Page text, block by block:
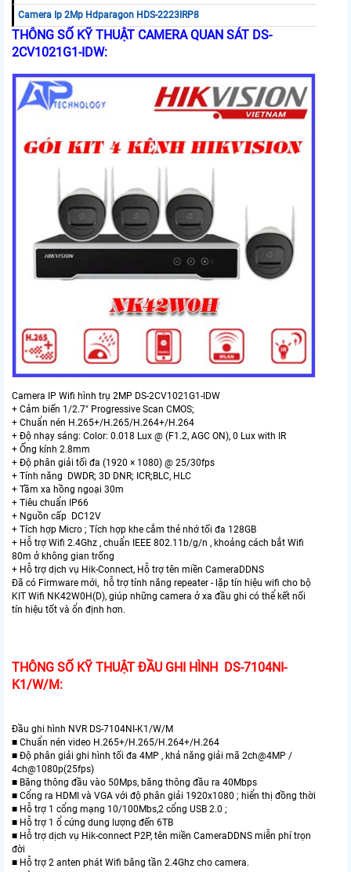
Camera Ip 2Mp Hdparagon HDS-2223IRP8
THÔNG SỐ KỸ THUẬT CAMERA QUAN SÁT DS-
2CV1021G1-IDW:
Camera IP Wifi hình trụ 2MP DS-2CV1021G1-IDW
+ Cảm biến 1/2.7" Progressive Scan CMOS;
+ Chuẩn nén H.265+/H.265/H.264+/H.264
+ Độ nhạy sáng: Color: 0.018 Lux @ (F1.2, AGC ON), 0 Lux with IR
+ Ống kính 2.8mm
+ Độ phân giải tối đa (1920 × 1080) @ 25/30fps
+ Tính năng DWDR; 3D DNR; ICR;BLC, HLC
+ Tầm xa hồng ngoại 30m
+ Tiêu chuẩn IP66
+ Nguồn cấp DC12V
+ Tích hợp Micro ; Tích hợp khe cắm thẻ nhớ tối đa 128GB
+ Hỗ trợ Wifi 2.4Ghz , chuẩn IEEE 802.11b/g/n , khoảng cách bắt Wifi
80m ở không gian trống
+ Hỗ trợ dịch vụ Hik-Connect, Hỗ trợ tên miền CameraDDNS
Đã có Firmware mới, hỗ trợ tính năng repeater - lặp tín hiệu wifi cho bộ
KIT Wifi NK42W0H(D), giúp những camera ở xa đầu ghi có thể kết nối
tín hiệu tốt và ổn định hơn.
THÔNG SỐ KỸ THUẬT ĐẦU GHI HÌNH DS-7104NI-
K1/W/M:
Đầu ghi hình NVR DS-7104NI-K1/W/M
■ Chuẩn nén video H.265+/H.265/H.264+/H.264
■ Độ phân giải ghi hình tối đa 4MP , khả năng giải mã 2ch@4MP /
4ch@1080p(25fps)
■ Băng thông đầu vào 50Mps, băng thông đầu ra 40Mbps
■ Cổng ra HDMI và VGA với độ phân giải 1920x1080 ; hiển thị đồng thời
■ Hỗ trợ 1 cổng mạng 10/100Mbs,2 cổng USB 2.0 ;
■ Hỗ trợ 1 ổ cứng dung lượng đến 6TB
■ Hỗ trợ dịch vụ Hik-connect P2P, tên miền CameraDDNS miễn phí trọn
đời
■ Hỗ trợ 2 anten phát Wifi băng tần 2.4Ghz cho camera.